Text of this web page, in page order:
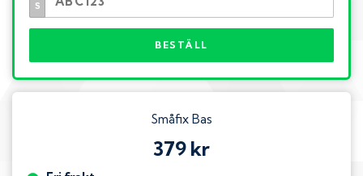
BESTÄLL
Småfix Bas
379 kr